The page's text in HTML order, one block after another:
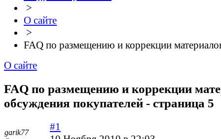
>
О сайте
>
FAQ по размещению и коррекции
О сайте
FAQ по размещению и коррекции
обсуждения покупателей - страница 5
garik77
#1